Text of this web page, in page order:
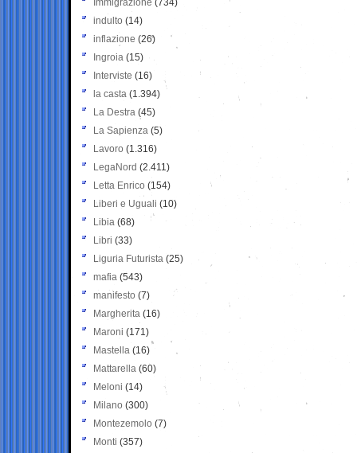
Immigrazione (734)
indulto (14)
inflazione (26)
Ingroia (15)
Interviste (16)
la casta (1.394)
La Destra (45)
La Sapienza (5)
Lavoro (1.316)
LegaNord (2.411)
Letta Enrico (154)
Liberi e Uguali (10)
Libia (68)
Libri (33)
Liguria Futurista (25)
mafia (543)
manifesto (7)
Margherita (16)
Maroni (171)
Mastella (16)
Mattarella (60)
Meloni (14)
Milano (300)
Montezemolo (7)
Monti (357)